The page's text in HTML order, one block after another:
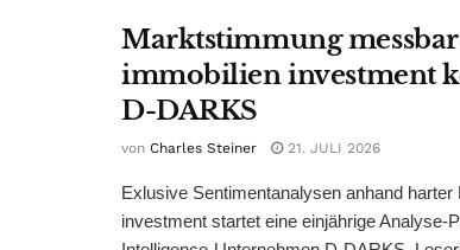
Marktstimmung
immobilien investment
D-DARKS
von Charles Steiner 21. JULI 2026
Exlusive Sentimentanalysen anhand
investment startet eine einjährige Analyse-